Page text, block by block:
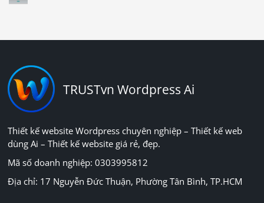
TRUSTvn Wordpress Ai
Thiết kế website Wordpress chuyên nghiệp – Thiết kế web
dùng Ai – Thiết kế website giá rẻ, đẹp.
Mã số doanh nghiệp: 0303995812
Địa chỉ: 17 Nguyễn Đức Thuận, Phường Tân Bình, TP.HCM